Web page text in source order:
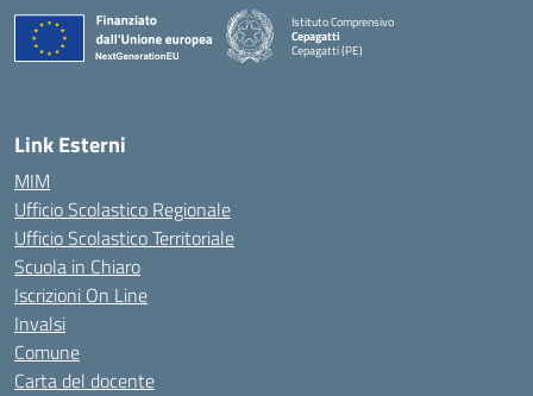
Istituto Comprensivo
Cepagatti
Cepagatti (PE)
— Visita la pagina iniziale della scuola
Link Esterni
MIM
Ufficio Scolastico Regionale
Ufficio Scolastico Territoriale
Scuola in Chiaro
Iscrizioni On Line
Invalsi
Comune
Carta del docente